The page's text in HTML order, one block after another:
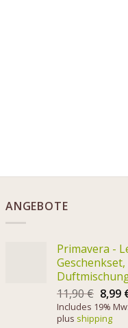
ANGEBOTE
Primavera -
11,90€ 8,99
Includes 19%
plus shipping